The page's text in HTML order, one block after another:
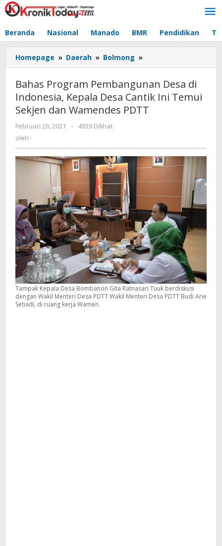
Lewati
ke
Beranda Nasional Manado BMR Pendidikan
Homepage » Daerah » Bolmong »
Program
Pembangunan
Desa
di
Indonesia,
Ini
Temui
dan
Wamendes
PDTT
Bahas Program Pembangunan Desa di
Indonesia, Kepala Desa Cantik Ini Temui
Sekjen dan Wamendes PDTT
Februari 26, 2021
oleh
-
4939 Dilihat
oleh -
Tampak Kepala Desa Bombanon Gita Ratnasari Tuuk berdiskusi
dengan Wakil Menteri Desa PDTT Wakil Menteri Desa PDTT Budi Arie
Setiadi, di ruang kerja Wamen.